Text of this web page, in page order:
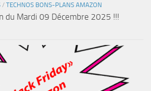
/ TECHNOS BONS-PLANS AMAZON
du Mardi 09 Décembre 2025 !!!